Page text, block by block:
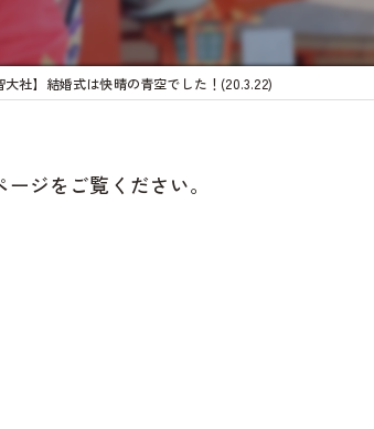
大社】結婚式は快晴の青空でした！(20.3.22)
ジをご覧ください。